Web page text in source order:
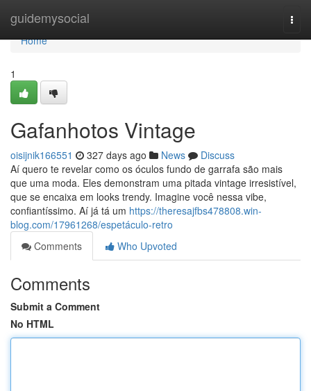
guidemysocial
Home
Home
1
Gafanhotos Vintage
oisijnik166551 327 days ago News
Discuss
Aí quero te revelar como os óculos fundo de garrafa são mais
que uma moda. Eles demonstram uma pitada vintage irresistível,
que se encaixa em looks trendy. Imagine você nessa vibe,
confiantíssimo. Aí já tá um https://theresajfbs478808.win-
blog.com/17961268/espetáculo-retro
Comments
Who Upvoted
Comments
Submit a Comment
No HTML